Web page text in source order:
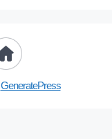
GeneratePress